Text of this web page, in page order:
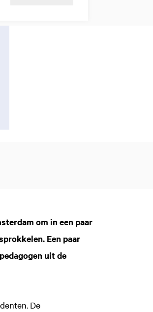
om in een paar
Een paar
uit de
De